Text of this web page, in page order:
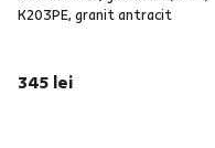
K203PE, granit antracit
345 lei